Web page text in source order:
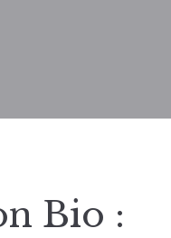
Bio :